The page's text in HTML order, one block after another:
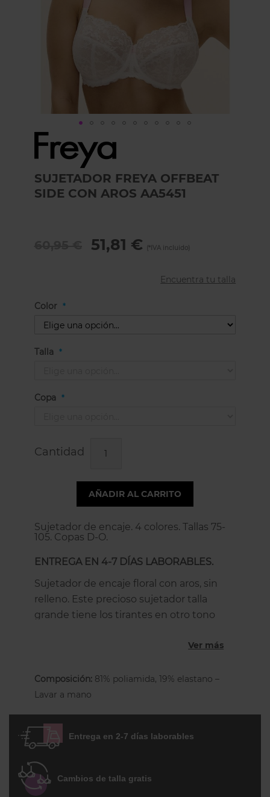
SUJETADOR FREYA OFFBEAT
SIDE CON AROS AA5451
51,81 €
Encuentra tu talla
Color
Talla
Copa
Cantidad
AÑADIR AL CARRITO
Sujetador de encaje. 4 colores. Tallas 75-
105. Copas D-O.
ENTREGA EN 4-7 DÍAS LABORABLES.
Sujetador de encaje floral con aros, sin
relleno. Este precioso sujetador talla
grande tiene los tirantes en otro tono
negro y rosa, en cambio el beige es
bajo la ropa. Un sujetador para pechos
grandes con refuerzos interiores que
desde la copa D hasta la copa O.
Los aros son más profundos, el separados
de altura media/alta da más apoyo y
estabilidad. Las copas divididas en 4
partes están completamente forradas
Ver más
Composición: 81% poliamida, 19% elastano –
Lavar a mano
Entrega en 2-7 días laborables
Cambios de talla gratis